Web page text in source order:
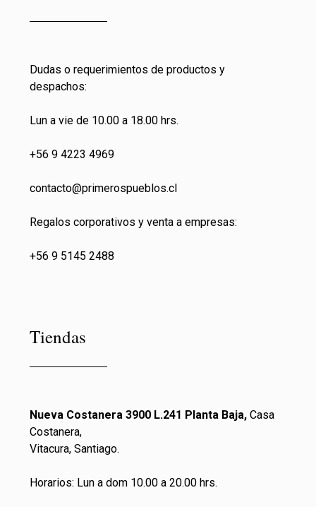
Dudas o requerimientos de productos y
despachos:
Lun a vie de 10.00 a 18.00 hrs.
+56 9 4223 4969
contacto@primerospueblos.cl
Regalos corporativos y venta a empresas:
+56 9 5145 2488
Tiendas
Nueva Costanera 3900 L.241 Planta Baja, Casa
Costanera,
Vitacura, Santiago.
Horarios: Lun a dom 10.00 a 20.00 hrs.